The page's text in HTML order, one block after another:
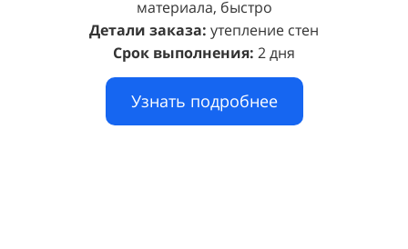
материала, быстро
Детали заказа: утепление стен
Срок выполнения: 2 дня
Узнать подробнее